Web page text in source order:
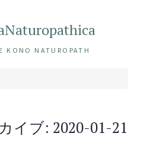
KONO NATUROPATH
イブ: 2020-01-21